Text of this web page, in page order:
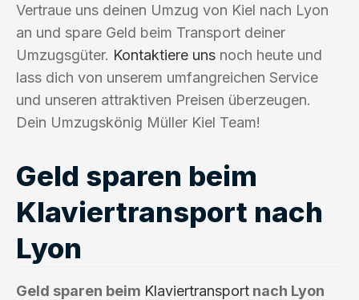
Vertraue uns deinen Umzug von Kiel nach Lyon
an und spare Geld beim Transport deiner
Umzugsgüter. Kontaktiere uns noch heute und
lass dich von unserem umfangreichen Service
und unseren attraktiven Preisen überzeugen.
Dein Umzugskönig Müller Kiel Team!
Geld sparen beim
Klaviertransport nach
Lyon
Geld sparen beim Klaviertransport nach Lyon